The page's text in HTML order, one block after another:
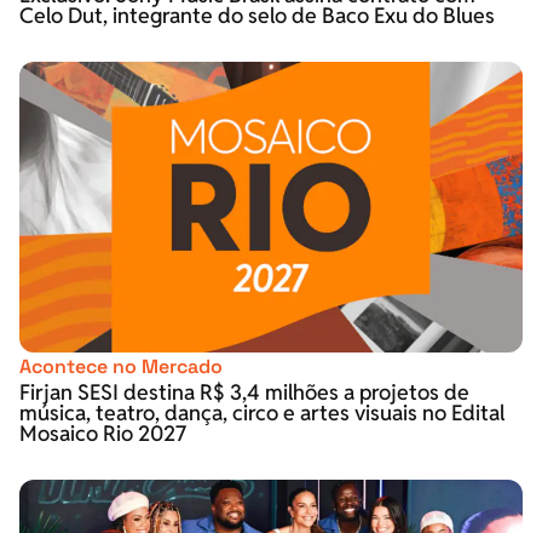
Celo Dut, integrante do selo de Baco Exu do Blues
Acontece no Mercado
Firjan SESI destina R$ 3,4 milhões a projetos de
música, teatro, dança, circo e artes visuais no Edital
Mosaico Rio 2027